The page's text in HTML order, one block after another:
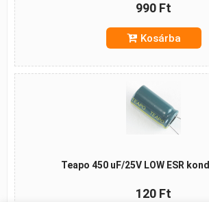
990 Ft
Kosárba
Teapo 450 uF/25V LOW ESR
120 Ft